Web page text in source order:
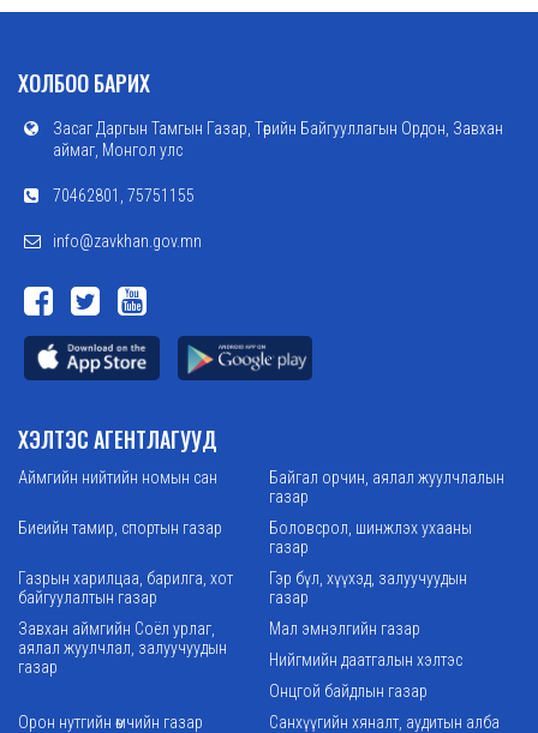
ХОЛБОО БАРИХ
Засаг Даргын Тамгын Газар, Төрийн Байгууллагын Ордон, Завхан
аймаг, Монгол улс
70462801, 75751155
info@zavkhan.gov.mn
ХЭЛТЭС АГЕНТЛАГУУД
Аймгийн нийтийн номын сан
Байгал орчин, аялал жуулчлалын
газар
Биеийн тамир, спортын газар
Боловсрол, шинжлэх ухааны
газар
Газрын харилцаа, барилга, хот
байгуулалтын газар
Гэр бүл, хүүхэд, залуучуудын
газар
Завхан аймгийн Соёл урлаг,
аялал жуулчлал, залуучуудын
газар
Мал эмнэлгийн газар
Нийгмийн даатгалын хэлтэс
Онцгой байдлын газар
Орон нутгийн өмчийн газар
Санхүүгийн хяналт, аудитын алба